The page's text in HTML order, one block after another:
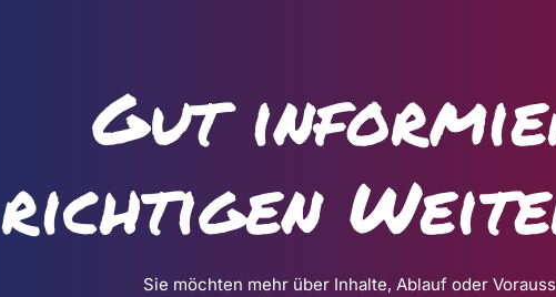
Gut
richtigen
Sie möchten mehr über Inhalte, Ablauf oder